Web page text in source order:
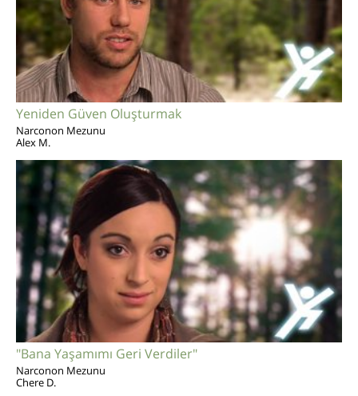
Yeniden Güven Oluşturmak
Narconon Mezunu
Alex M.
"Bana Yaşamımı Geri Verdiler"
Narconon Mezunu
Chere D.